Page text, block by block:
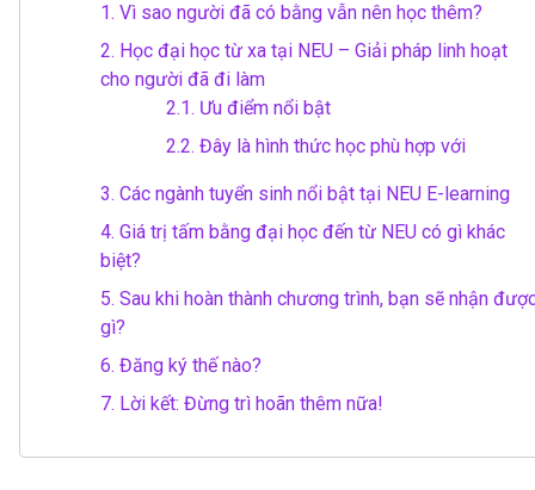
1. Vì sao người đã có bằng vẫn nên học thêm?
2. Học đại học từ xa tại NEU – Giải pháp linh hoạt
cho người đã đi làm
2.1. Ưu điểm nổi bật
2.2. Đây là hình thức học phù hợp với
3. Các ngành tuyển sinh nổi bật tại NEU E-learning
4. Giá trị tấm bằng đại học đến từ NEU có gì khác
biệt?
5. Sau khi hoàn thành chương trình, bạn sẽ nhận
gì?
6. Đăng ký thế nào?
7. Lời kết: Đừng trì hoãn thêm nữa!